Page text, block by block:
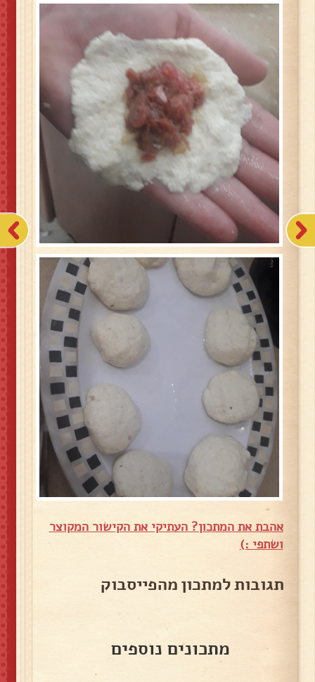
אהבת את המתכון? העתיקי את הקישור המקוצר
ושתפי :)
תגובות למתכון מהפייסבוק
מתכונים נוספים